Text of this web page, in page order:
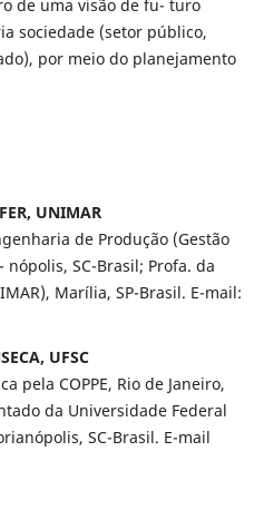
de uma visão de fu- turo
sociedade (setor público,
por meio do planejamento
UNIMAR
de Produção (Gestão
nópolis, SC-Brasil; Profa. da
Marília, SP-Brasil. E-mail:
UFSC
pela COPPE, Rio de Janeiro,
da Universidade Federal
SC-Brasil. E-mail